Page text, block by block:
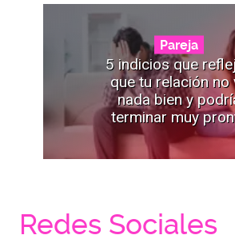
Pareja
5 indicios que
que tu relación no
nada bien y
terminar muy
Redes Sociales